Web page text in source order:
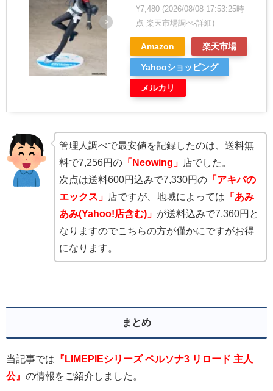
¥7,480 (2026/08/08 17:53:25時
点 楽天市場調べ-詳細)
Amazon 楽天市場
Yahooショッピング
メルカリ
管理人調べで最安値を記録したのは、送料無
料で7,256円の 「Neowing」 店でした。
次点は送料600円込みで7,330円の 「アキバの
エックス」 店ですが、地域によっては 「あみ
あみ(Yahoo!店含む)」 が送料込みで7,360円と
なりますのでこちらの方が僅かにですがお得
になります。
まとめ
当記事では 『LIMEPIEシリーズ ペルソナ3 リロード 主人
公』 の情報をご紹介しました。